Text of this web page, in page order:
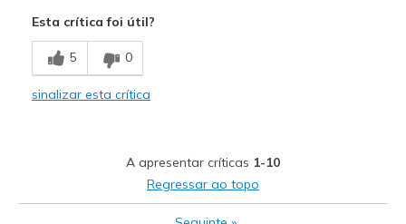
Stylish
Width
Sizing
Feels full size too big
Esta crítica foi útil?
5 0
sinalizar esta crítica
A apresentar críticas 1-10
Regressar ao topo